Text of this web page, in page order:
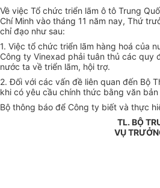
Về việc Tổ chức triển lãm ô tô Trung
Chí Minh vào tháng 11 năm nay, Thứ
chỉ đạo như sau:
1. Việc tổ chức triển lãm hàng hoá của
Công ty Vinexad phải tuân thủ các quy
nước ta về triển lãm, hội trợ.
2. Đối với các vấn đề liên quan đến Bộ
khi có yêu cầu chính thức bằng văn
Bộ thông báo để Công ty biết và thực
TL. BỘ
VỤ